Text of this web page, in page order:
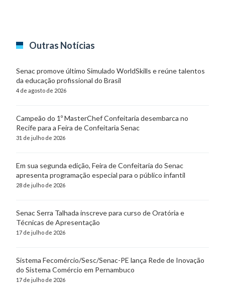
Outras Notícias
Senac promove último Simulado WorldSkills e reúne talentos
da educação profissional do Brasil
4 de agosto de 2026
Campeão do 1º MasterChef Confeitaria desembarca no
Recife para a Feira de Confeitaria Senac
31 de julho de 2026
Em sua segunda edição, Feira de Confeitaria do Senac
apresenta programação especial para o público infantil
28 de julho de 2026
Senac Serra Talhada inscreve para curso de Oratória e
Técnicas de Apresentação
17 de julho de 2026
Sistema Fecomércio/Sesc/Senac-PE lança Rede de Inovação
do Sistema Comércio em Pernambuco
17 de julho de 2026